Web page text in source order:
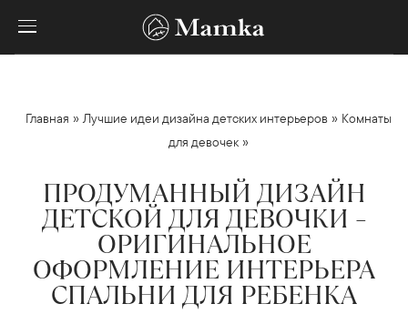
Главная »Лучшие идеи дизайна детских интерьеров » Комнаты
для девочек »
ПРОДУМАННЫЙ ДИЗАЙН
ДЕТСКОЙ ДЛЯ ДЕВОЧКИ –
ОРИГИНАЛЬНОЕ
ОФОРМЛЕНИЕ ИНТЕРЬЕРА
СПАЛЬНИ ДЛЯ РЕБЕНКА